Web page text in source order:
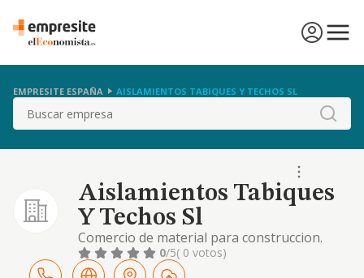
EMPRESITE ESPAÑA AISLAMIENTOS TABIQUES Y TECHOS SL
Buscar
Aislamientos Tabiques
Y Techos Sl
Comercio de material para construccion.
actividades y trabajos necesarios para lo
anterior. actividades inmobiliarias.
0/5( 0 votos)